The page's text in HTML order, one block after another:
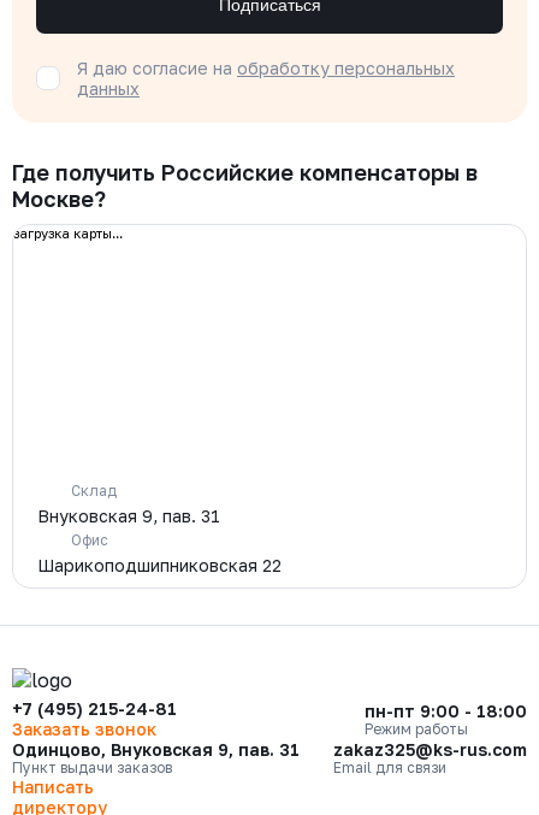
Подписаться
Я даю согласие на обработку персональных
данных
Где получить Российские компенсаторы в
Москве?
загрузка карты...
Склад
Внуковская 9, пав. 31
Офис
Шарикоподшипниковская 22
+7 (495) 215-24-81
Заказать звонок
пн-пт 9:00 - 18:00
Режим работы
Одинцово, Внуковская 9, пав. 31
Пункт выдачи заказов
zakaz325@ks-rus.com
Email для связи
Написать
директору